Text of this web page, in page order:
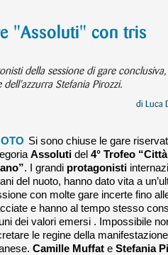
"Assoluti" con tris
della sessione di gare conclusiva,
Stefania Pirozzi.
di Luca
Si sono chiuse le gare
Assoluti del 4° Trofeo
. I grandi protagonisti
del nuoto, hanno dato vita a
con molte gare incerte fino
e hanno al tempo stesso
dei valori emersi . Impossibile
le regine della manifestazione
Camille Muffat e Stefania